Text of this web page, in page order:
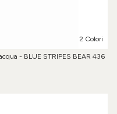
2 Colori
- BLUE STRIPES BEAR 436